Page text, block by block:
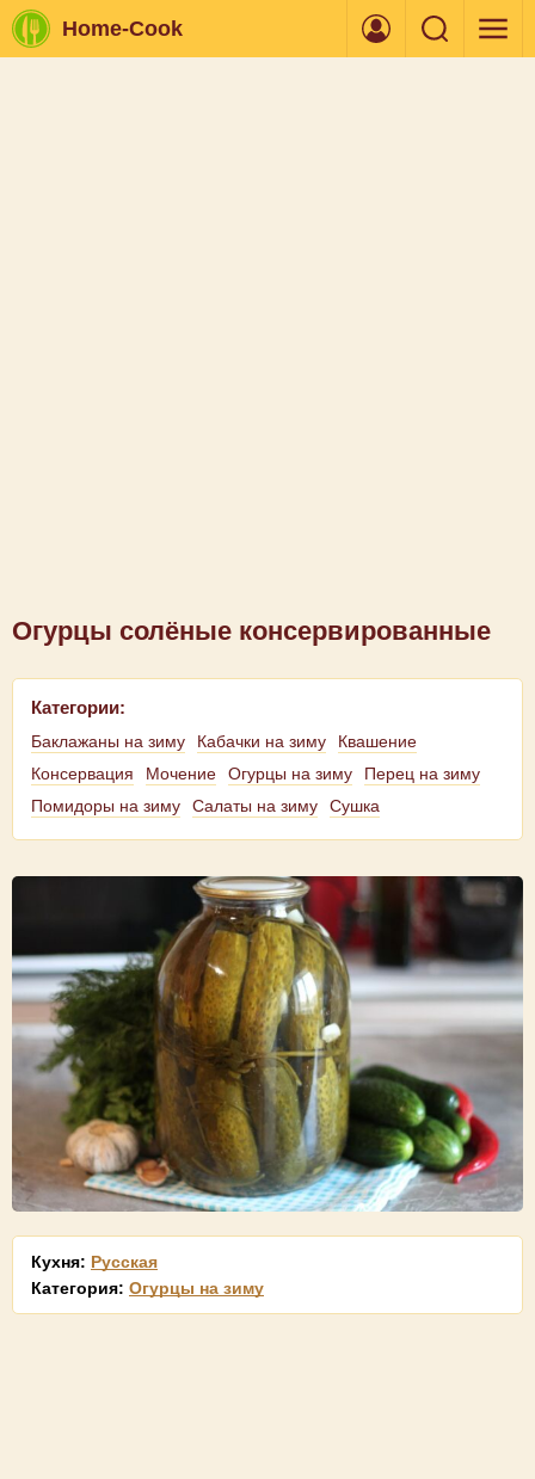
Home-Cook
Огурцы солёные консервированные
Категории:
Баклажаны на зиму Кабачки на зиму
Квашение
Консервация
Мочение Огурцы на зиму
Перец на зиму
Помидоры на зиму
Салаты на зиму Сушка
Кухня: Русская
Категория: Огурцы на зиму